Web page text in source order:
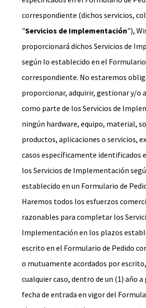
correspondiente (dichos servicios,
"Servicios de Implementación"),
proporcionará dichos Servicios de
según lo establecido en el
correspondiente. No estaremos
proporcionar, adquirir, gestionar y/o
como parte de los Servicios de
ningún hardware, equipo, material,
productos, aplicaciones o servicios,
casos específicamente identificados
los Servicios de Implementación
establecido en un Formulario de
Haremos todos los esfuerzos
razonables para completar los
Implementación en los plazos
escrito en el Formulario de Pedido
o mutuamente acordados por
cualquier caso, dentro de un (1) año
fecha de entrada en vigor del